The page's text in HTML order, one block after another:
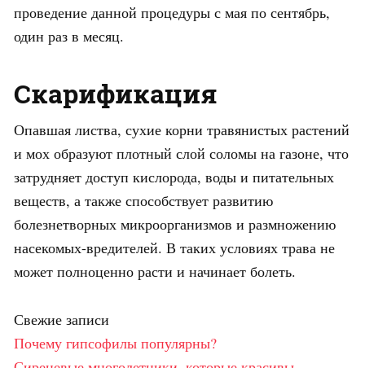
проведение данной процедуры с мая по сентябрь,
один раз в месяц.
Скарификация
Опавшая листва, сухие корни травянистых растений
и мох образуют плотный слой соломы на газоне, что
затрудняет доступ кислорода, воды и питательных
веществ, а также способствует развитию
болезнетворных микроорганизмов и размножению
насекомых-вредителей. В таких условиях трава не
может полноценно расти и начинает болеть.
Свежие записи
Почему гипсофилы популярны?